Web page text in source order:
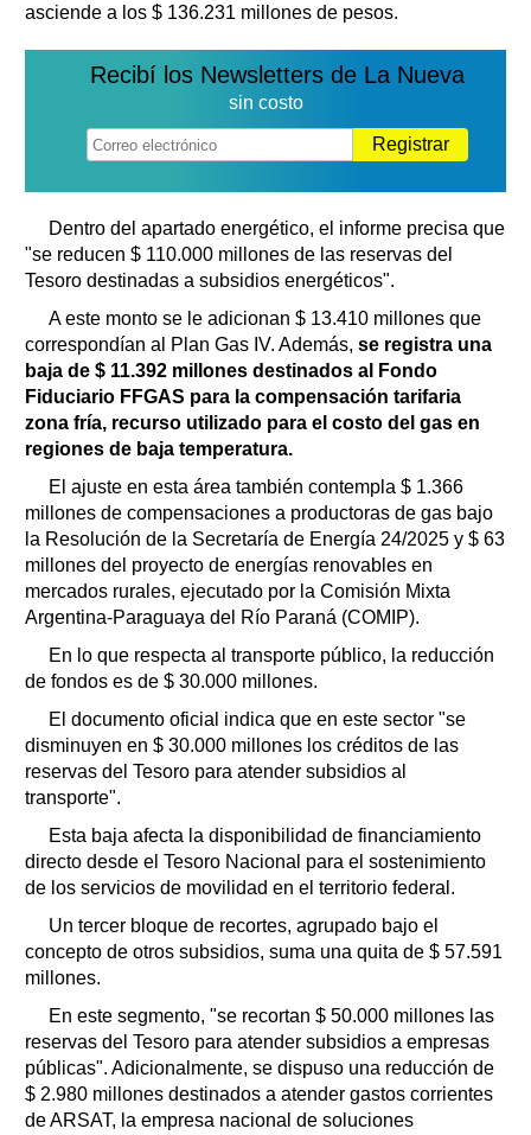
asciende a los $ 136.231 millones de pesos.
Recibí los Newsletters de La Nueva
sin costo
Registrar
Dentro del apartado energético, el informe precisa que
"se reducen $ 110.000 millones de las reservas del
Tesoro destinadas a subsidios energéticos".
A este monto se le adicionan $ 13.410 millones que
correspondían al Plan Gas IV. Además, se registra una
baja de $ 11.392 millones destinados al Fondo
Fiduciario FFGAS para la compensación tarifaria
zona fría, recurso utilizado para el costo del gas en
regiones de baja temperatura.
El ajuste en esta área también contempla $ 1.366
millones de compensaciones a productoras de gas bajo
la Resolución de la Secretaría de Energía 24/2025 y $ 63
millones del proyecto de energías renovables en
mercados rurales, ejecutado por la Comisión Mixta
Argentina-Paraguaya del Río Paraná (COMIP).
En lo que respecta al transporte público, la reducción
de fondos es de $ 30.000 millones.
El documento oficial indica que en este sector "se
disminuyen en $ 30.000 millones los créditos de las
reservas del Tesoro para atender subsidios al
transporte".
Esta baja afecta la disponibilidad de financiamiento
directo desde el Tesoro Nacional para el sostenimiento
de los servicios de movilidad en el territorio federal.
Un tercer bloque de recortes, agrupado bajo el
concepto de otros subsidios, suma una quita de $ 57.591
millones.
En este segmento, "se recortan $ 50.000 millones las
reservas del Tesoro para atender subsidios a empresas
públicas". Adicionalmente, se dispuso una reducción de
$ 2.980 millones destinados a atender gastos corrientes
de ARSAT, la empresa nacional de soluciones